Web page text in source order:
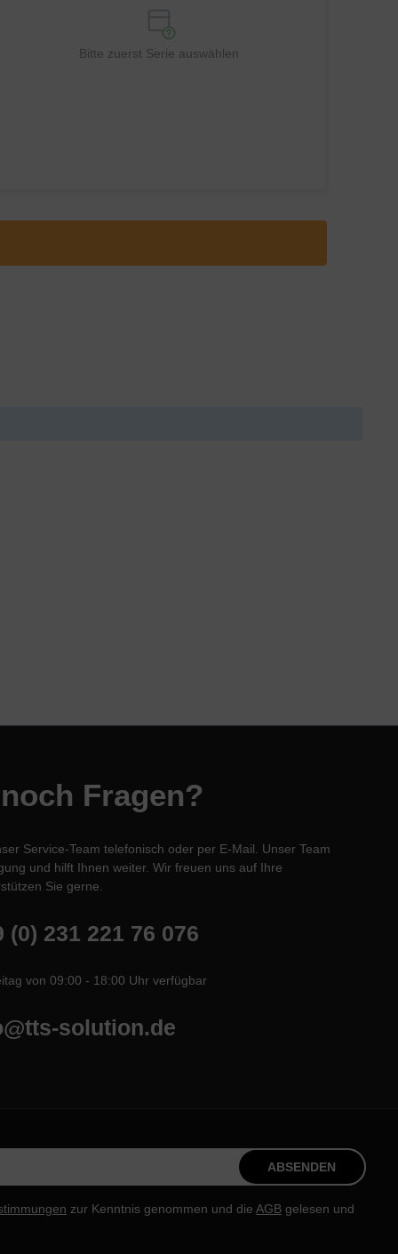
Bitte zuerst Serie auswählen
Fragen?
Service-Team telefonisch oder per E-Mail. Unser Team
und hilft Ihnen weiter. Wir freuen uns auf Ihre
Sie gerne.
(0) 231 221 76 076
von 09:00 - 18:00 Uhr verfügbar
solution.de
ABSENDEN
zur Kenntnis genommen und die AGB gelesen und